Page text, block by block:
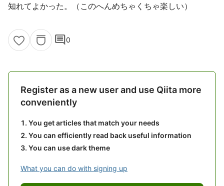
知れてよかった。（このへんめちゃくちゃ楽しい）
comment0
Register as a new user and use Qiita more
conveniently
You get articles that match your needs
You can efficiently read back useful information
You can use dark theme
What you can do with signing up